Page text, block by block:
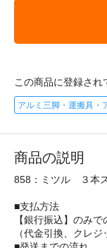
この商品に登録され
アルミ三脚・運搬具・
商品の説明
858：ミツル ３本
■支払方法
【銀行振込】のみで
（代金引換、クレジ